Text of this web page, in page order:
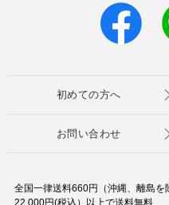
初めての方へ
お問い合わせ
全国一律送料660円（沖縄、離島を
22,000円(税込）以上で送料無料